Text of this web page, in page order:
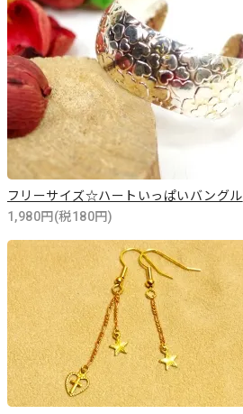
フリーサイズ☆ハートいっぱいバングル
1,980円(税180円)